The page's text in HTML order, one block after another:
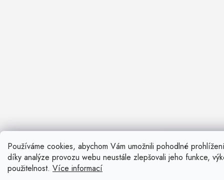
Používáme cookies, abychom Vám umožnili pohodlné
díky analýze provozu webu neustále zlepšovali jeho funkce,
použitelnost. Více informací
Nevíte si
Rádi vám